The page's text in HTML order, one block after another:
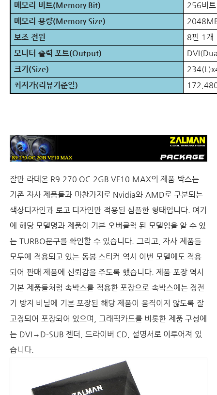
메모리 비트(Memory Bit) 256비트
메모리 용량(Memory Size)
보조 전원
8핀 1 개
모니터 출력 포트(Output)
크기 (Size)
최저가(리뷰기준일)
잘만 라데온R9 270 OC 2GB VF10 MAX의 제품 박스는
기존 자사 제품들과 마찬가지로 Nvidia와 AMD로 구분되는
색상디자인과 로고 디자인만 적용된 심플한 형태입니다. 여기
에 해당 모델명과 제품이 기본 오버클럭 된 모델임을 알 수 있
는 TURBO문구를 확인할 수 있습니다. 그리고, 자사 제품들
모두에 적용되고 있는 동봉 스티커 역시 이번 모델에도 적용
되어 판매 제품에 신뢰감을 주도록 했습니다. 제품 포장 역시
기본 제품들처럼 속박스를 적용한 포장으로 속박스에는 정전
기 방지 비닐에 기본 포장된 해당 제품이 움직이지 않도록 잘
고정되어 포장되어 있으며
그래픽카드를 비롯한 제품 구성에
는 DVI → D-SUB 젠더 드라이버 CD, 설명서로 이루어져 있
습니다.